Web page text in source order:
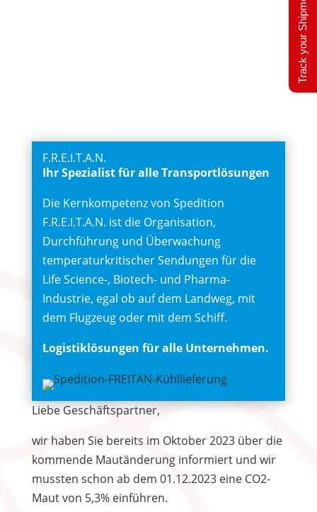
F.R.E.I.T.A.N.
Ihr Spezialist für alle Transportlösungen
Die Kernkompetenz von Spedition
F.R.E.I.T.A.N. ist die Organisation,
Durchführung und Überwachung
temperaturkritischer Sendungen für die
Life Science-, Biotech- und Pharma-
Industrie, egal ob auf dem Landweg, mit
dem Flugzeug oder mit dem Schiff.
Logistiklösungen für alle Unternehmen.
Liebe Geschäftspartner,
wir haben Sie bereits im Oktober 2023 über die
kommende Mautänderung informiert und wir
mussten schon ab dem 01.12.2023 eine CO2-
Maut von 5,3% einführen.
Track your Shipment